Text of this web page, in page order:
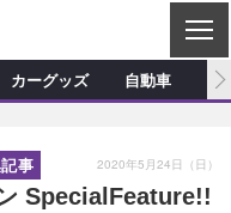
C
L
S
E
ショップ訪問記
カスタマイズ新製品情報
カーグッズ 自動車
SpecialFeature!!
事 2020年5月24日（日）